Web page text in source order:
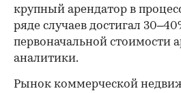
крупный арендатор в
ряде случаев достигал
первоначальной стоимости
аналитики.
Рынок коммерческой